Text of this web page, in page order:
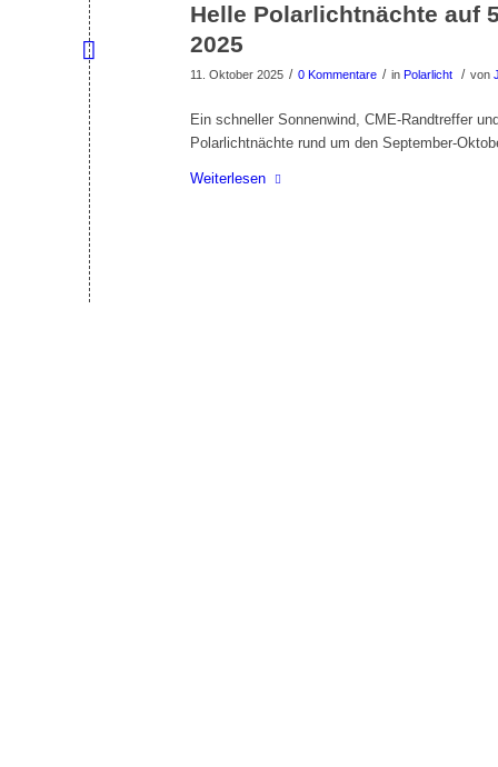
Helle Polarlichtnächte auf
2025
11. Oktober 2025 / 0 Kommentare / in Polarlicht / von
Ein schneller Sonnenwind, CME-Randtreffer
Polarlichtnächte rund um den September-
Weiterlesen